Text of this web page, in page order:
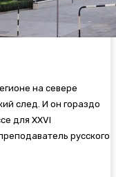
на севере
след. И он гораздо
для XXVI
русского